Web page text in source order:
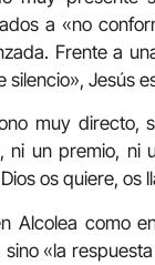
a «no
. Frente a
silencio», Jesús
muy directo,
ni un premio, ni
os quiere, os
Alcolea como
sino «la